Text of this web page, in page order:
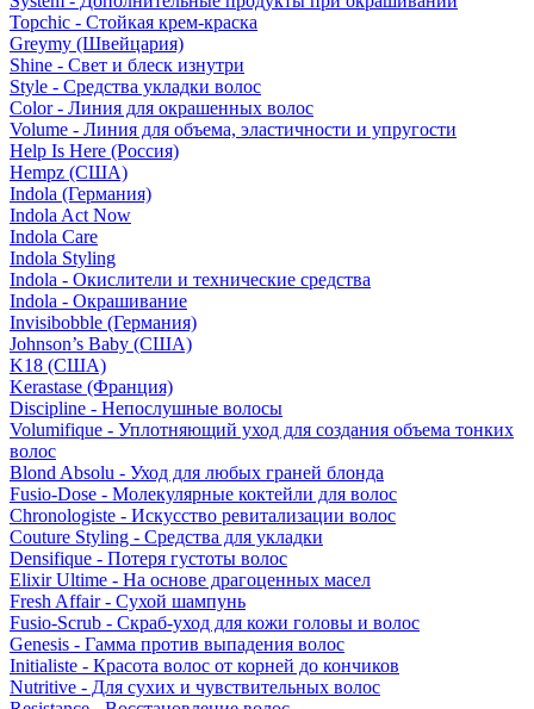
Topchic - Стойкая крем-краска
Greymy (Швейцария)
Shine - Свет и блеск изнутри
Style - Средства укладки волос
Color - Линия для окрашенных волос
Volume - Линия для объема, эластичности и упругости
Help Is Here (Россия)
Hempz (США)
Indola (Германия)
Indola Act Now
Indola Care
Indola Styling
Indola - Окислители и технические средства
Indola - Окрашивание
Invisibobble (Германия)
Johnson’s Baby (США)
K18 (США)
Kerastase (Франция)
Discipline - Непослушные волосы
Volumifique - Уплотняющий уход для создания объема тонких
волос
Blond Absolu - Уход для любых граней блонда
Fusio-Dose - Молекулярные коктейли для волос
Chronologiste - Искусство ревитализации волос
Couture Styling - Средства для укладки
Densifique - Потеря густоты волос
Elixir Ultime - На основе драгоценных масел
Fresh Affair - Сухой шампунь
Fusio-Scrub - Скраб-уход для кожи головы и волос
Genesis - Гамма против выпадения волос
Initialiste - Красота волос от корней до кончиков
Nutritive - Для сухих и чувствительных волос